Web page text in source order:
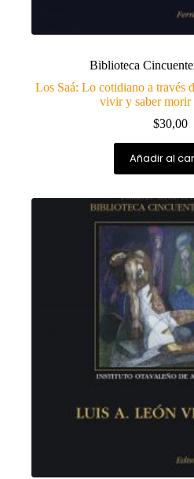
Biblioteca
Los Saá: Lo cotidiano a través
vivir y saber morir
$30,00
Añadir al